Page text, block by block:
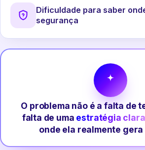
Dificuldade para saber
segurança
O problema não é a falta de
falta de uma estratégia clara
onde ela realmente